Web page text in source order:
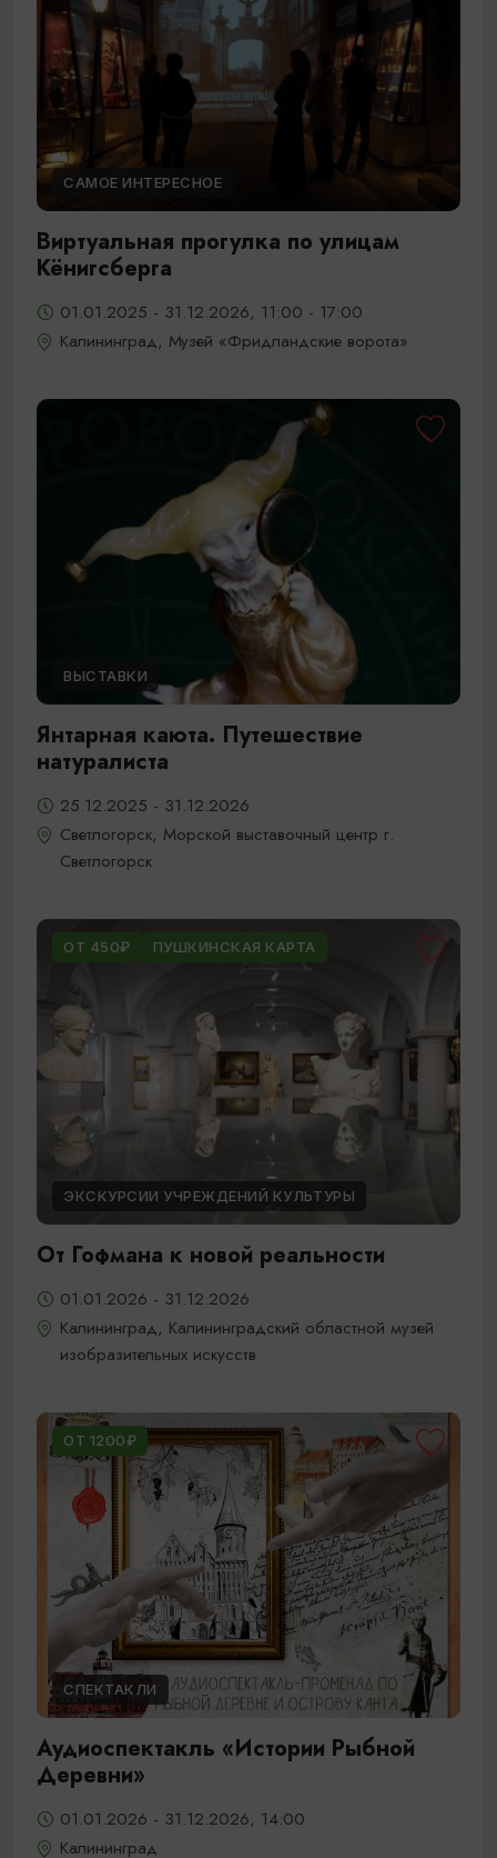
САМОЕ ИНТЕРЕСНОЕ
Виртуальная прогулка по улицам
Кёнигсберга
01.01.2025 - 31.12.2026, 11:00 - 17:00
Калининград, Музей «Фридландские ворота»
ВЫСТАВКИ
Янтарная каюта. Путешествие
натуралиста
25.12.2025 - 31.12.2026
Светлогорск, Морской выставочный центр г.
Светлогорск
ОТ 450₽ ПУШКИНСКАЯ КАРТА
ЭКСКУРСИИ УЧРЕЖДЕНИЙ КУЛЬТУРЫ
От Гофмана к новой реальности
01.01.2026 - 31.12.2026
Калининград, Калининградский областной музей
изобразительных искусств
ОТ 1200₽
СПЕКТАКЛИ
Аудиоспектакль «Истории Рыбной
Деревни»
01.01.2026 - 31.12.2026, 14:00
Калининград